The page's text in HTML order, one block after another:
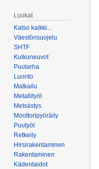
Luokat
Katso kaikki...
Väestönsuojelu
SHTF
Kulkuneuvot
Puutarha
Luonto
Matkailu
Metallityöt
Metsästys
Moottoripyöräily
Puutyöt
Retkeily
Hirsirakentaminen
Rakentaminen
Kädentaidot